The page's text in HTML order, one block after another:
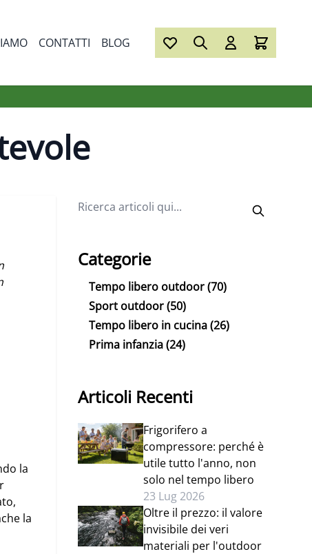
CONTATTI BLOG
la
la
Categorie
Tempo libero outdoor(70)
Sport outdoor(50)
Tempo libero in cucina(26)
Prima infanzia(24)
Articoli Recenti
Frigorifero a
compressore: perché è
utile tutto l'anno, non
solo nel tempo libero
23 Lug 2026
Oltre il prezzo: il valore
invisibile dei veri
materiali per l'outdoor